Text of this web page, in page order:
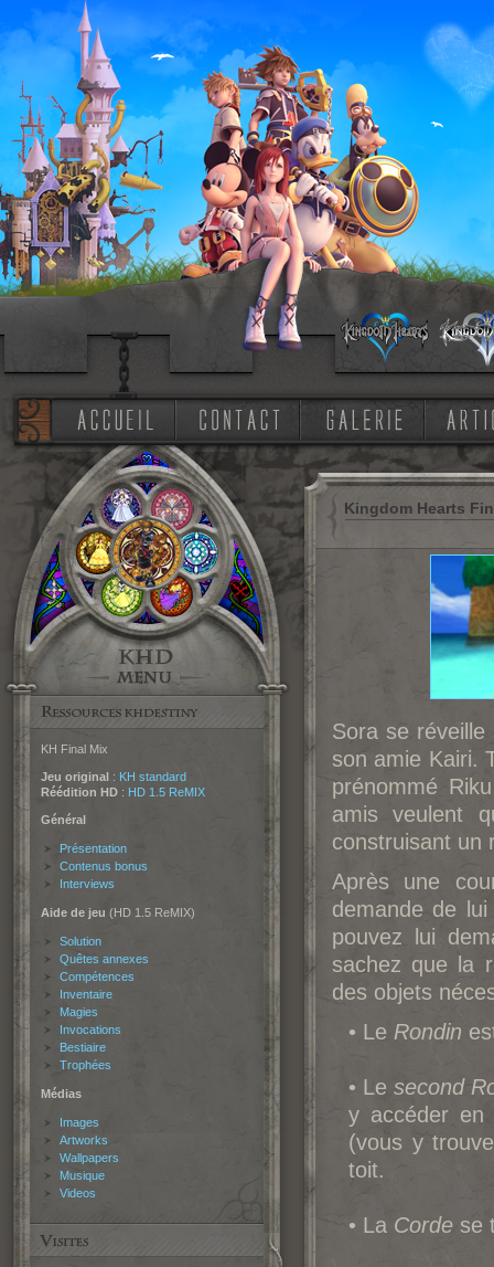
KH Final Mix
Jeu original : KH standard
Réédition HD : HD 1.5 ReMIX
Général
Présentation
Contenus bonus
Interviews
Aide de jeu (HD 1.5 ReMIX)
Solution
Quêtes annexes
Compétences
Inventaire
Magies
Invocations
Bestiaire
Trophées
Médias
Images
Artworks
Wallpapers
Musique
Videos
Kingdom Hearts
Sora se
son amie Kairi.
prénommé
amis veulent
construisant un
Après une
demande de
pouvez lui
sachez que la
des objets
• Le Rondin
• Lesecond
y accéder en
(vous y
toit.
• La Corde se